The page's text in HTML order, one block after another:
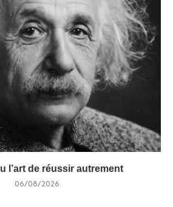
l’art de réussir autrement
06/08/2026